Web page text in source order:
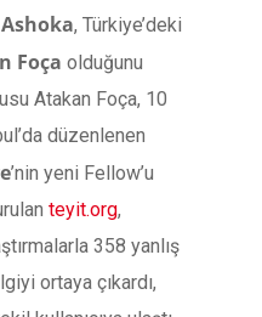
Ashoka, Türkiye’deki
Foça olduğunu
Atakan Foça, 10
düzenlenen
’nin yeni Fellow’u
teyit.org,
358 yanlış
ortaya çıkardı,